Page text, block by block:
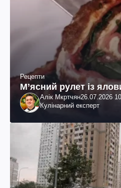
Рецепти
М’ясний рулет із
Алік Мкртчян26.07.2026
Кулінарний експерт